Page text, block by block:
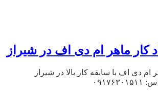
کار ماهر ام دی اف در شیراز
ام دی اف با سابقه کار بالا در شیراز